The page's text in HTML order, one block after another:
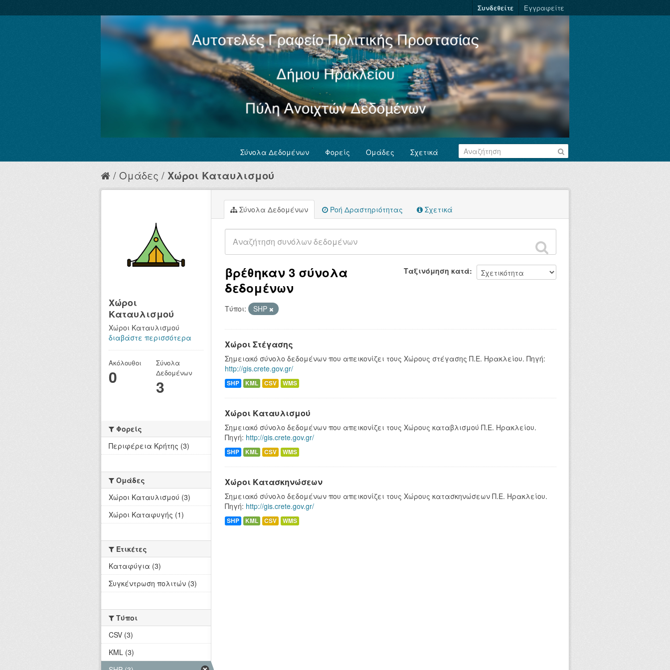
Συνδεθείτε Εγγραφείτε
Σύνολα Δεδομένων Φορείς Ομάδες Σχετικά
Ομάδες Χώροι Καταυλισμού
Σύνολα Δεδομένων Ροή Δραστηριότητας Σχετικά
Ταξινόμηση κατά
βρέθηκαν 3 σύνολα
δεδομένων
Τύποι: SHP
Χώροι Στέγασης
Σημειακό σύνολο δεδομένων που απεικονίζει τους Χώρους στέγασης Π.Ε. Ηρακλείου. Πηγή:
http://gis.crete.gov.gr/
SHP KML CSV WMS
Χώροι Καταυλισμού
Σημειακό σύνολο δεδομένων που απεικονίζει τους Χώρους καταβλισμού Π.Ε. Ηρακλείου.
Πηγή: http://gis.crete.gov.gr/
SHP KML CSV WMS
Χώροι Κατασκηνώσεων
Σημειακό σύνολο δεδομένων που απεικονίζει τους Χώρους κατασκηνώσεων Π.Ε. Ηρακλείου.
Πηγή: http://gis.crete.gov.gr/
SHP KML CSV WMS
Χώροι
Καταυλισμού
Χώροι Καταυλισμού
διαβάστε περισσότερα
Ακόλουθοι
0
Σύνολα
Δεδομένων
3
Φορείς
Περιφέρεια Κρήτης (3)
Ομάδες
Χώροι Καταυλισμού (3)
Χώροι Καταφυγής (1)
Ετικέτες
Καταφύγια (3)
Συγκέντρωση πολιτών (3)
Τύποι
CSV (3)
KML (3)